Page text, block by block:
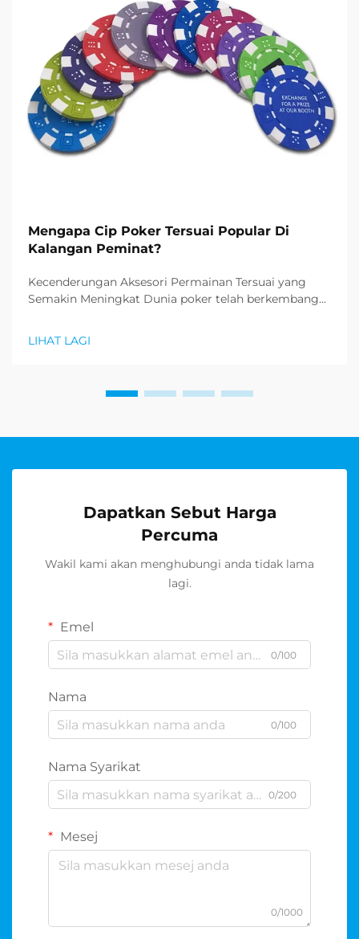
Mengapa Cip Poker Tersuai Popular Di
Kalangan Peminat?
Kecenderungan Aksesori Permainan Tersuai yang
Semakin Meningkat Dunia poker telah berkembang
kepada cip poker tersuai, mengubah permainan
LIHAT LAGI
Dapatkan Sebut Harga
Percuma
Wakil kami akan menghubungi anda tidak lama
lagi.
Emel
0/100
Nama
0/100
Nama Syarikat
0/200
Mesej
0/1000